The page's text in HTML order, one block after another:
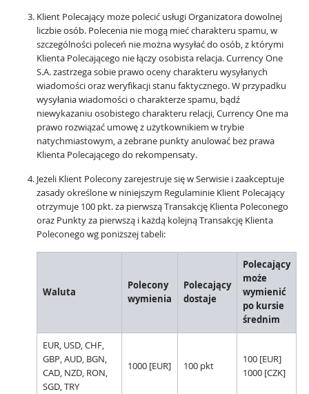
Klient Polecający może polecić usługi Organizatora dowolnej
liczbie osób. Polecenia nie mogą mieć charakteru spamu, w
szczególności poleceń nie można wysyłać do osób, z którymi
Klienta Polecającego nie łączy osobista relacja. Currency One
S.A. zastrzega sobie prawo oceny charakteru wysyłanych
wiadomości oraz weryfikacji stanu faktycznego. W przypadku
wysyłania wiadomości o charakterze spamu, bądź
niewykazaniu osobistego charakteru relacji, Currency One ma
prawo rozwiązać umowę z użytkownikiem w trybie
natychmiastowym, a zebrane punkty anulować bez prawa
Klienta Polecającego do rekompensaty.
Jeżeli Klient Polecony zarejestruje się w Serwisie i zaakceptuje
zasady określone w niniejszym Regulaminie Klient Polecający
otrzymuje 100 pkt. za pierwszą Transakcję Klienta Poleconego
oraz Punkty za pierwszą i każdą kolejną Transakcję Klienta
Poleconego wg poniższej tabeli:
Waluta
Polecony
wymienia
Polecający
dostaje
Polecający
może
wymienić
po kursie
średnim
EUR, USD, CHF,
GBP, AUD, BGN,
CAD, NZD, RON,
SGD, TRY
1000 [EUR] 100 pkt
100 [EUR]
1000 [CZK]